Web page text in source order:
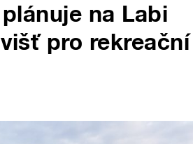
na Labi
pro rekreační